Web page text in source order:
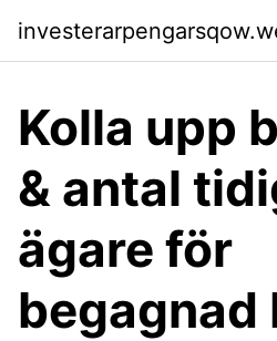
Kolla upp
& antal
ägare för
begagnad